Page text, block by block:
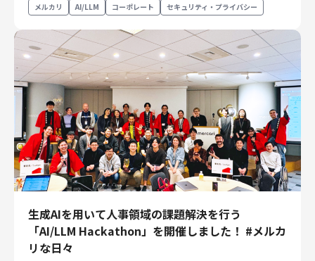
メルカリ AI/LLM コーポレート セキュリティ・プライバシー
生成AIを用いて人事領域の課題解決を行う
「AI/LLM Hackathon」を開催しました！ #メルカ
リな日々